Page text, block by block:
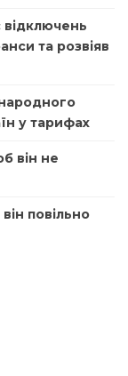
відключень
та розвіяв
у тарифах
він не
повільно